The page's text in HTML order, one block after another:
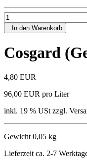
In den Warenkorb
Cosgard
4,80 EUR
96,00 EUR pro Liter
inkl. 19 % USt zzgl.
Gewicht 0,05 kg
Lieferzeit ca. 2-7